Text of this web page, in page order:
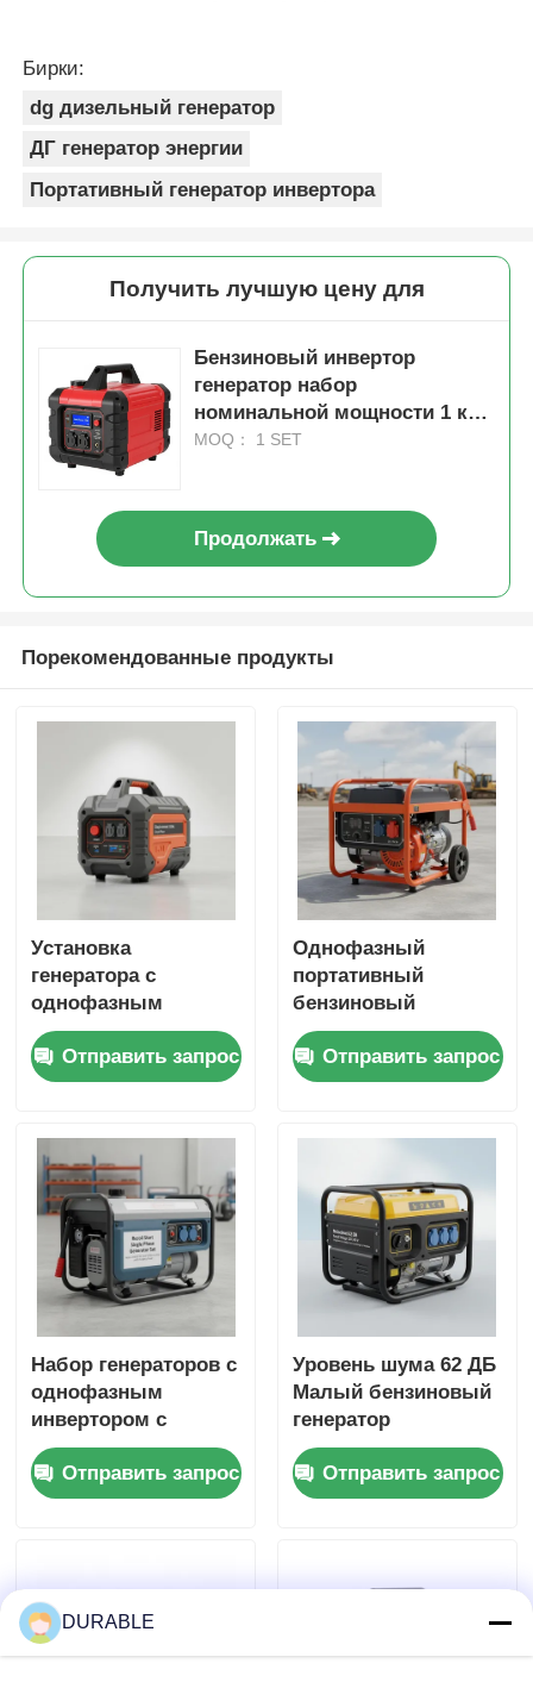
Бирки:
dg дизельный генератор
ДГ генератор энергии
Портативный генератор инвертора
Получить лучшую цену для
Бензиновый инвертор
генератор набор
номинальной мощности 1 кВт
USB зарядное устройство
MOQ： 1 SET
Продолжать
Порекомендованные продукты
Установка
генератора с
однофазным
инвертором
емкостью 532 мл с
зарядным
DC5V1A
Отправить запрос
Однофазный
портативный
бензиновый
генератор с
выходом DC12V5A
Идеален для
мест и резервного
чрезвычайных
ситуациях
Отправить запрос
Набор генераторов с
однофазным
инвертором с
уровнем шума 62 ДБ
Отправить запрос
Уровень шума 62 ДБ
Малый бензиновый
генератор
номинальное
напряжение 120 240
В Источник энергии
чрезвычайных
Отправить запрос
DURABLE